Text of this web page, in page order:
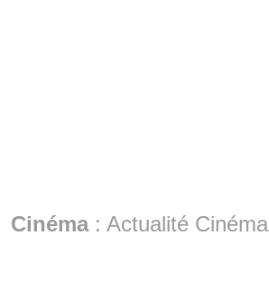
Cinéma: Actualité Cinéma